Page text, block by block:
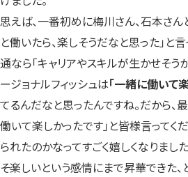
思えば、一番初めに梅川さん、石本さ
と働いたら、楽しそうだなと思った」と
通なら「キャリアやスキルが生かせそう
ージョナルフィッシュは「一緒に働いて
てるんだなと思ったんですね。だから、
働いて楽しかったです」と皆様言ってく
られたのかなってすごく嬉しくなりまし
そ楽しいという感情にまで昇華できた